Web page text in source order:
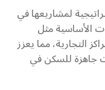
لمشاريعها في
الأساسية مثل
التجارية، مما يعزز
جاهزة للسكن في